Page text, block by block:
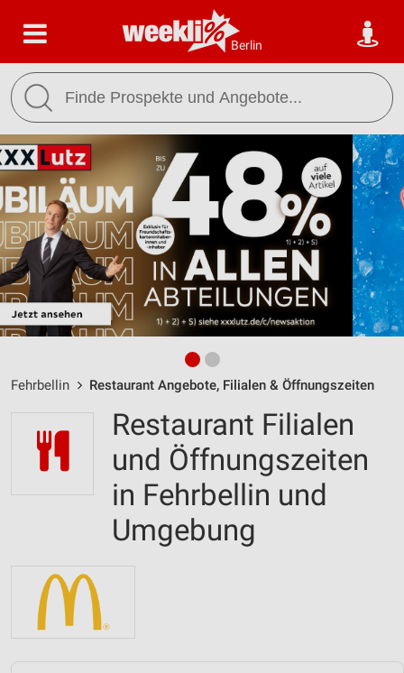
Berlin
Fehrbellin Restaurant Angebote, Filialen & Öffnungszeiten
Restaurant Filialen
und Öffnungszeiten
in Fehrbellin und
Umgebung